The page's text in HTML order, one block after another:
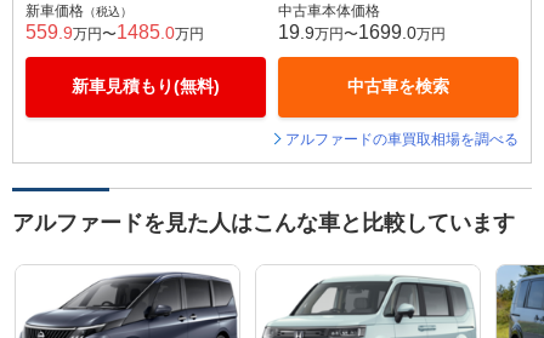
新車価格 （税込）
559 .9万円〜1485 .0万円
新車見積もり(無料)
中古車本体価格
19 .9万円〜1699 .0万円
中古車を検索
アルファードの車買取相場を調べる
アルファードを見た人はこんな車と比較しています